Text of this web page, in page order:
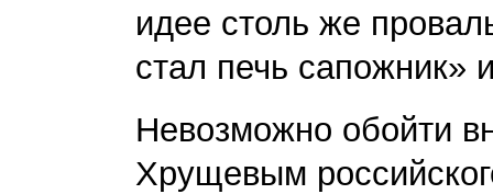
идее столь же
стал печь сапожник»
Невозможно обойти
Хрущевым